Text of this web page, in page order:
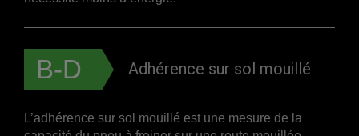
B-D Adhérence sur sol mouillé
L’adhérence sur sol mouillé est une mesure de la